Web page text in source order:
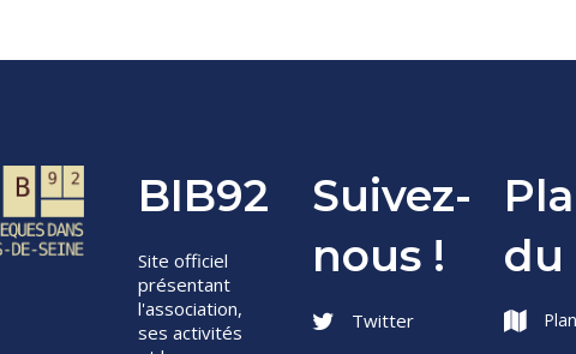
BIB92
Site officiel
présentant
l'association,
ses activités
Suivez-
nous !
Twitter
du